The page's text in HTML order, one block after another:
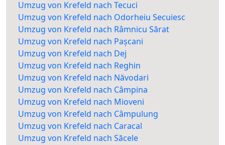
Umzug von Krefeld nach Tecuci
Umzug von Krefeld nach Odorheiu Secuiesc
Umzug von Krefeld nach Râmnicu Sărat
Umzug von Krefeld nach Pașcani
Umzug von Krefeld nach Dej
Umzug von Krefeld nach Reghin
Umzug von Krefeld nach Năvodari
Umzug von Krefeld nach Câmpina
Umzug von Krefeld nach Mioveni
Umzug von Krefeld nach Câmpulung
Umzug von Krefeld nach Caracal
Umzug von Krefeld nach Săcele